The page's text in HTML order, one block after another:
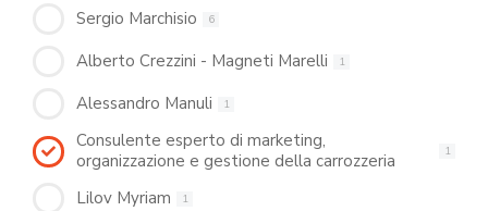
Sergio Marchisio 6
Alberto Crezzini - Magneti Marelli 1
Alessandro Manuli 1
Consulente esperto di marketing,
organizzazione e gestione della carrozzeria
1
Lilov Myriam 1